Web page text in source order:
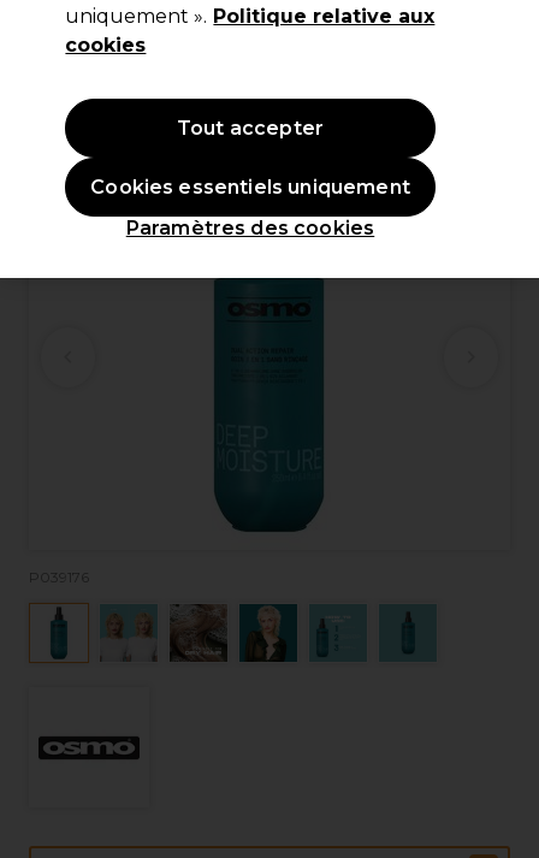
(0)
9,65 €Hors TVA
P039176
uniquement ». Politique relative aux
cookies
Paramètres des cookies
Cookies essentiels uniquement
Tout accepter